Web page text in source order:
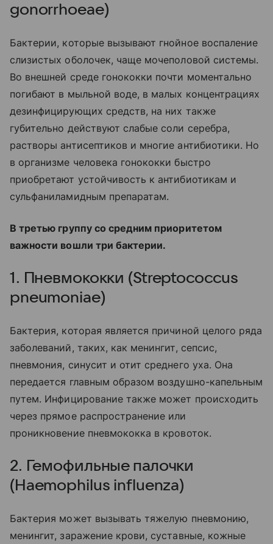
gonorrhoeae)
Бактерии, которые вызывают гнойное воспаление
слизистых оболочек, чаще мочеполовой системы.
Во внешней среде гонококки почти моментально
погибают в мыльной воде, в малых концентрациях
дезинфицирующих средств, на них также
губительно действуют слабые соли серебра,
растворы антисептиков и многие антибиотики. Но
в организме человека гонококки быстро
приобретают устойчивость к антибиотикам и
сульфаниламидным препаратам.
В третью группу со средним приоритетом
важности вошли три бактерии.
1. Пневмококки (Streptococcus
pneumoniae)
Бактерия, которая является причиной целого ряда
заболеваний, таких, как менингит, сепсис,
пневмония, синусит и отит среднего уха. Она
передается главным образом воздушно-капельным
путем. Инфицирование также может происходить
через прямое распространение или
проникновение пневмококка в кровоток.
2. Гемофильные палочки
(Haemophilus influenza)
Бактерия может вызывать тяжелую пневмонию,
менингит, заражение крови, суставные, кожные